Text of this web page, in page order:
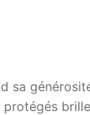
sa
protégés